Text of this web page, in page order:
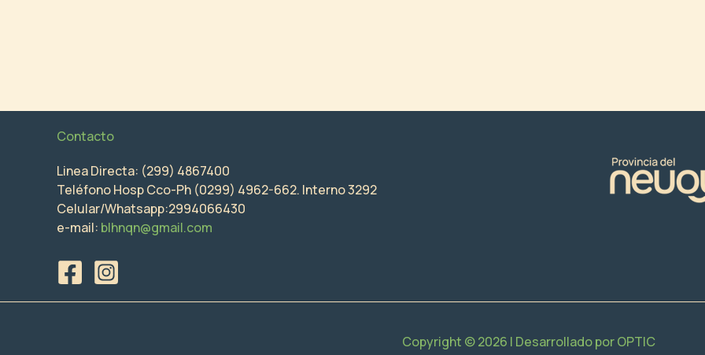
Contacto
Linea Directa: (299) 4867400
Teléfono Hosp Cco-Ph (0299) 4962-662. Interno 3292
Celular/Whatsapp:2994066430
e-mail: blhnqn@gmail.com
Copyright © 2026 | Desarrollado porOPTIC